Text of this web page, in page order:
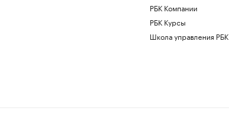
РБК Компании
РБК Курсы
Школа управления РБК